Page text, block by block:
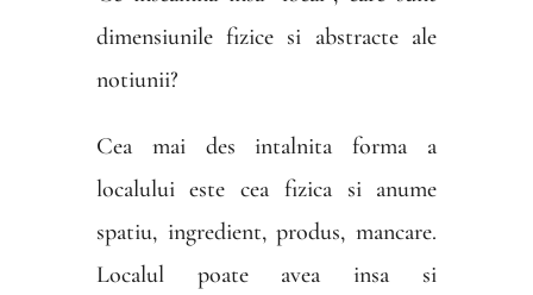
dimensiunile fizice si abstracte ale
notiunii?
Cea mai des intalnita forma a
localului este cea fizica si anume
spatiu, ingredient, produs, mancare.
Localul poate avea insa si